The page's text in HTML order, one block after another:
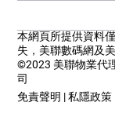
本網頁所提供資料
失，美聯數碼網及
©2023 美聯物業代
司
免責聲明 |私隱政策